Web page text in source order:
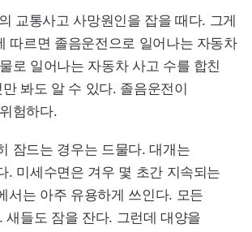
교통사고 사망원인을 잡을 때다. 그게
따르면 졸음운전으로 일어나는 자동차
로 일어나는 자동차 사고 수를 합친
봐도 알 수 있다. 졸음운전이
험하다.
잠드는 경우는 드물다. 대개는
. 미세수면은 겨우 몇 초간 지속되는
서는 아주 유용하게 쓰인다. 모든
새들도 잠을 잔다. 그런데 대양을